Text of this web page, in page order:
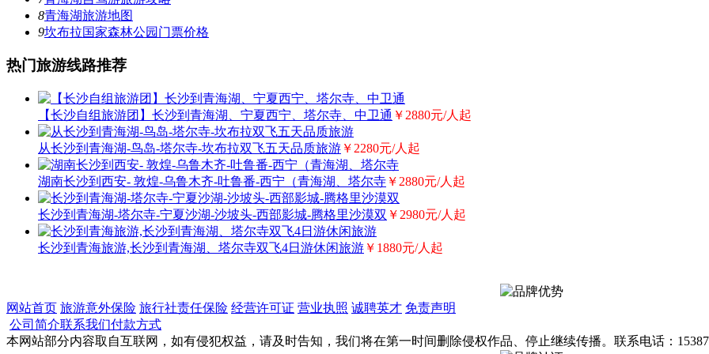
8青海湖旅游地图
9坎布拉国家森林公园门票价格
热门旅游线路推荐
【长沙自组旅游团】长沙到青海湖、宁夏西宁、塔尔寺、中卫通 ￥2880元/人起
从长沙到青海湖-鸟岛-塔尔寺-坎布拉双飞五天品质旅游 ￥2280元/人起
湖南长沙到西安- 敦煌-乌鲁木齐-吐鲁番-西宁（青海湖、塔尔寺 ￥2880元/人起
长沙到青海湖-塔尔寺-宁夏沙湖-沙坡头-西部影城-腾格里沙漠双 ￥2980元/人起
长沙到青海旅游,长沙到青海湖、塔尔寺双飞4日游休闲旅游 ￥1880元/人起
网站首页 旅游意外保险 旅行社责任保险 经营许可证 营业执照 诚聘英才 免责声明
公司简介联系我们付款方式
本网站部分内容取自互联网，如有侵犯权益，请及时告知，我们将在第一时间删除侵权作品、停止继续传播。联系电话：